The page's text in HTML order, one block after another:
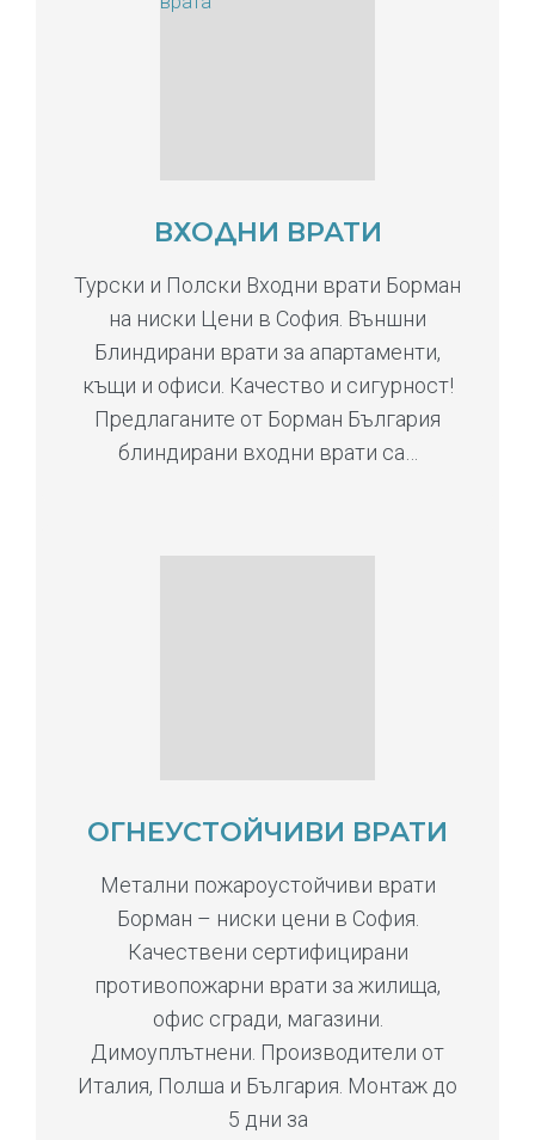
ВХОДНИ ВРАТИ
Турски и Полски Входни врати Борман
на ниски Цени в София. Външни
Блиндирани врати за апартаменти,
къщи и офиси. Качество и сигурност!
Предлаганите от Борман България
блиндирани входни врати са…
ОГНЕУСТОЙЧИВИ ВРАТИ
Метални пожароустойчиви врати
Борман – ниски цени в София.
Качествени сертифицирани
противопожарни врати за жилища,
офис сгради, магазини.
Димоуплътнени. Производители от
Италия, Полша и България. Монтаж до
5 дни за